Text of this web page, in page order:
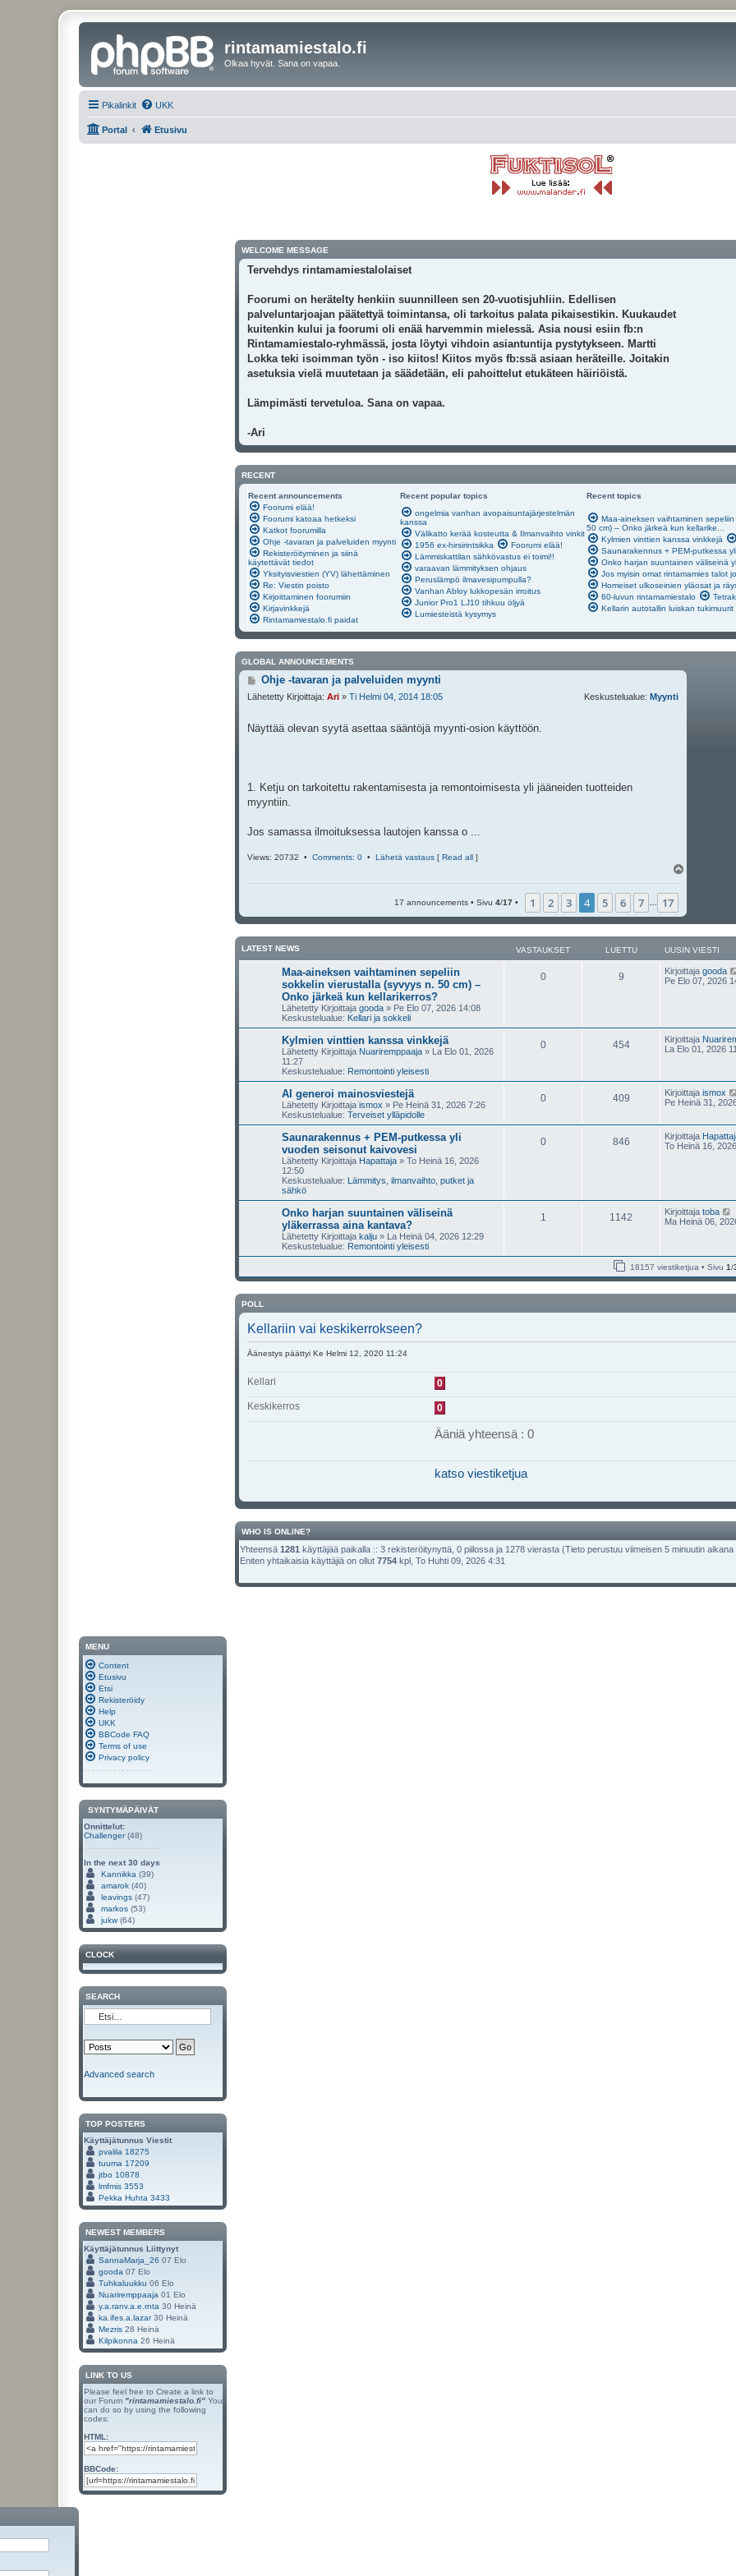
rintamamiestalo.fi
Olkaa hyvät. Sana on vapaa.
Pikalinkit UKK
Portal Etusivu
WELCOME MESSAGE
Tervehdys rintamamiestalolaiset
Foorumi on herätelty henkiin suunnilleen sen 20-vuotisjuhliin. Edellisen
palveluntarjoajan päätettyä toimintansa, oli tarkoitus palata pikaisestikin. Kuukaudet
kuitenkin kului ja foorumi oli enää harvemmin mielessä. Asia nousi esiin fb:n
Rintamamiestalo-ryhmässä, josta löytyi vihdoin asiantuntija pystytykseen. Martti
Lokka teki isoimman työn - iso kiitos! Kiitos myös fb:ssä asiaan heräteille. Joitakin
asetuksia vielä muutetaan ja säädetään, eli pahoittelut etukäteen häiriöistä.
Lämpimästi tervetuloa. Sana on vapaa.
-Ari
RECENT
Recent announcements Recent popular topics
Recent topics
Foorumi elää!
Foorumi katoaa hetkeksi
Katkot foorumilla
Ohje -tavaran ja palveluiden myynti
Rekisteröityminen ja siinä
käytettävät tiedot
Yksityisviestien (YV) lähettäminen
Re: Viestin poisto
Kirjoittaminen foorumiin
Kirjavinkkejä
Rintamamiestalo.fi paidat
ongelmia vanhan avopaisuntajärjestelmän
kanssa
Välikatto kerää kosteutta & Ilmanvaihto vinkit
1956 ex-hirsirintsikka
Foorumi elää!
Lämmiskattilan sähkövastus ei toimi!!
varaavan lämmityksen ohjaus
Peruslämpö ilmavesipumpulla?
Vanhan Abloy lukkopesän irroitus
Junior Pro1 LJ10 tihkuu öljyä
Lumiesteistä kysymys
Maa-aineksen vaihtaminen sepeliin
50 cm) – Onko järkeä kun kellarike...
Kylmien vinttien kanssa vinkkejä
Saunarakennus + PEM-putkessa
Onko harjan suuntainen väliseinä
Jos myisin omat rintamamies talot
Homeiset ulkoseinien yläosat ja
60-luvun rintamamiestalo
Kellarin autotallin luiskan tukimuurit
GLOBAL ANNOUNCEMENTS
V
e
t
i
Ohje -tavaran ja palveluiden myynti
Lähetetty Kirjoittaja: Ari » Ti Helmi 04, 2014 18:05 Keskustelualue: Myynti
Näyttää olevan syytä asettaa sääntöjä myynti-osion käyttöön.
1. Ketju on tarkoitettu rakentamisesta ja remontoimisesta yli jääneiden tuotteiden
myyntiin.
Jos samassa ilmoituksessa lautojen kanssa o ...
Views: 20732 • Comments: 0 • Lähetä vastaus [ Read all ]
17 announcements • Sivu 4/17 • 1 2 3 4 5 6 7 17
LATEST NEWS VASTAUKSET LUETTU UUSIN VIESTI
Maa-aineksen vaihtaminen sepeliin
sokkelin vierustalla (syvyys n. 50 cm) –
Onko järkeä kun kellarikerros?
Lähetetty Kirjoittaja gooda » Pe Elo 07, 2026 14:08
Keskustelualue: Kellari ja sokkeli
0 9 Kirjoittaja gooda
Pe Elo 07, 2026
Kylmien vinttien kanssa vinkkejä
Lähetetty Kirjoittaja Nuariremppaaja » La Elo 01, 2026
11:27
Keskustelualue: Remontointi yleisesti
0 454 Kirjoittaja
La Elo 01, 2026
AI generoi mainosviestejä
Lähetetty Kirjoittaja ismox » Pe Heinä 31, 2026 7:26
Keskustelualue: Terveiset ylläpidolle
0 409 Kirjoittaja ismox
Pe Heinä 31,
Saunarakennus + PEM-putkessa yli
vuoden seisonut kaivovesi
Lähetetty Kirjoittaja Hapattaja » To Heinä 16, 2026
12:50
Keskustelualue: Lämmitys, ilmanvaihto, putket ja
sähkö
0 846 Kirjoittaja
To Heinä 16,
Onko harjan suuntainen väliseinä
yläkerrassa aina kantava?
Lähetetty Kirjoittaja kalju » La Heinä 04, 2026 12:29
Keskustelualue: Remontointi yleisesti
1 1142 Kirjoittaja toba
ä
u
u
s
Ma Heinä 06,
18157 viestiketjua • Sivu 1/
POLL
Kellariin vai keskikerrokseen?
Äänestys päättyi Ke Helmi 12, 2020 11:24
Kellari 0
Keskikerros 0
Ääniä yhteensä : 0
katso viestiketjua
WHO IS ONLINE?
Yhteensä 1281 käyttäjää paikalla :: 3 rekisteröitynyttä, 0 piilossa ja 1278 vierasta (Tieto perustuu viimeisen 5 minuutin aikana
Eniten yhtaikaisia käyttäjiä on ollut 7754 kpl, To Huhti 09, 2026 4:31
MENU
Content
Etusivu
Etsi
Rekisteröidy
Help
UKK
BBCode FAQ
Terms of use
Privacy policy
SYNTYMÄPÄIVÄT
Onnittelut:
Challenger (48)
In the next 30 days
Kannikka (39)
amarok (40)
leavings (47)
markos (53)
jukw (64)
CLOCK
SEARCH
Advanced search
TOP POSTERS
Käyttäjätunnus Viestit
pvalila 18275
tuuma 17209
jtbo 10878
lmfmis 3553
Pekka Huhta 3433
NEWEST MEMBERS
Käyttäjätunnus Liittynyt
SannaMarja_26 07 Elo
gooda 07 Elo
Tuhkaluukku 06 Elo
Nuariremppaaja 01 Elo
y.a.ranv.a.e.rnta 30 Heinä
ka.ifes.a.lazar 30 Heinä
Mezris 28 Heinä
Kilpikonna 26 Heinä
LINK TO US
Please feel free to Create a link to
our Forum "rintamamiestalo.fi" You
can do so by using the following
codes:
HTML:
BBCode: